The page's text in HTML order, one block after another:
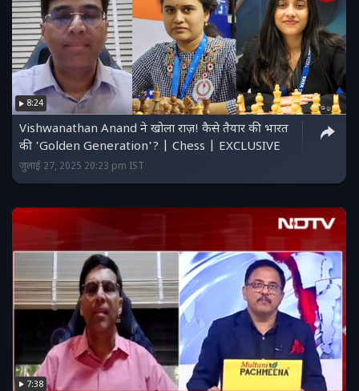
8:24
Vishwanathan Anand ने खोला राज़! कैसे तैयार की भारत
की 'Golden Generation'? | Chess | EXCLUSIVE
जुलाई 27, 2025 20:23 pm IST
7:38